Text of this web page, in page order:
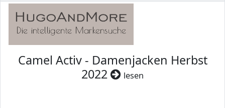
Camel Activ - Damenjacken Herbst
2022
lesen